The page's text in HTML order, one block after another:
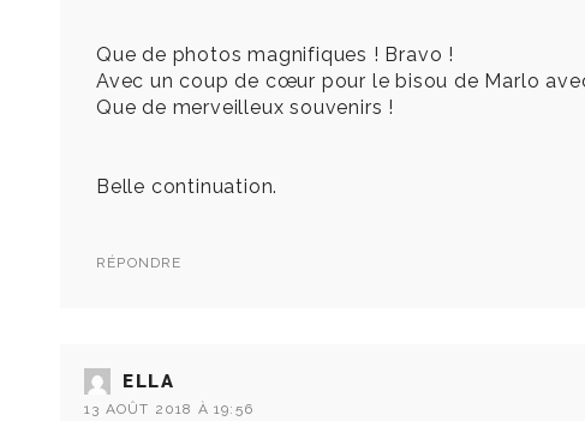
Que de photos magnifiques ! Bravo !
Avec un coup de cœur pour le bisou de Marlo
Que de merveilleux souvenirs !
Belle continuation.
RÉPONDRE
ELLA
13 AOÛT 2018 À 19:56